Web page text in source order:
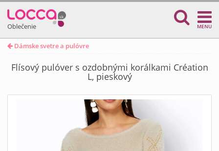
Oblečenie MENU
Dámske svetre a pulóvre
Flísový pulóver s ozdobnými korálkami Création
L, pieskový